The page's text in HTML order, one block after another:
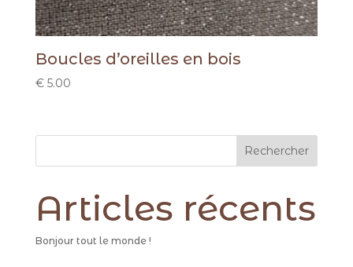
Boucles d’oreilles en bois
€5.00
Rechercher
Articles récents
Bonjour tout le monde !